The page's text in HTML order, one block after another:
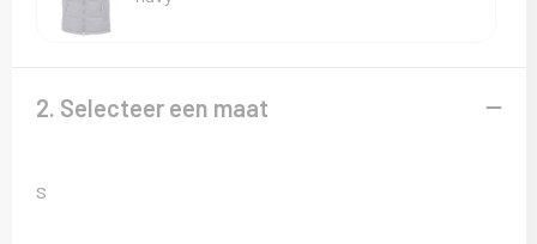
Veiligheidsvesten en Veiligheidshesjes
2. Selecteer een maat
S